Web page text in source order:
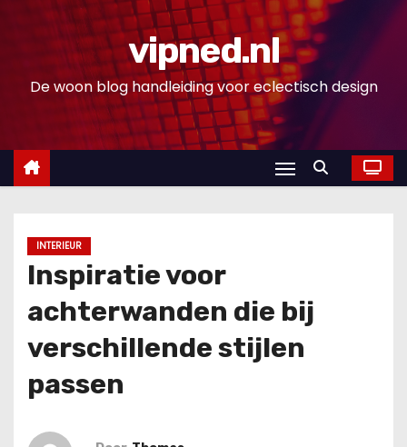
n
vipned.nl
De woon blog handleiding voor eclectisch design
INTERIEUR
Inspiratie voor
achterwanden die bij
verschillende stijlen
passen